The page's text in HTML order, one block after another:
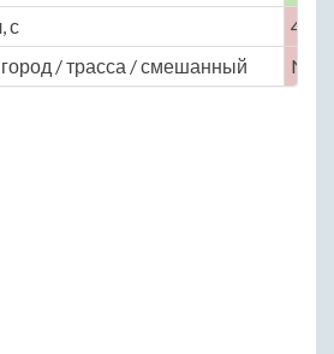
с
4.7
/ трасса / смешанный
No